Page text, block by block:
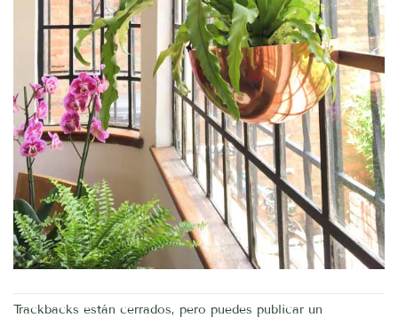
Trackbacks están cerrados, pero puedes publicar un